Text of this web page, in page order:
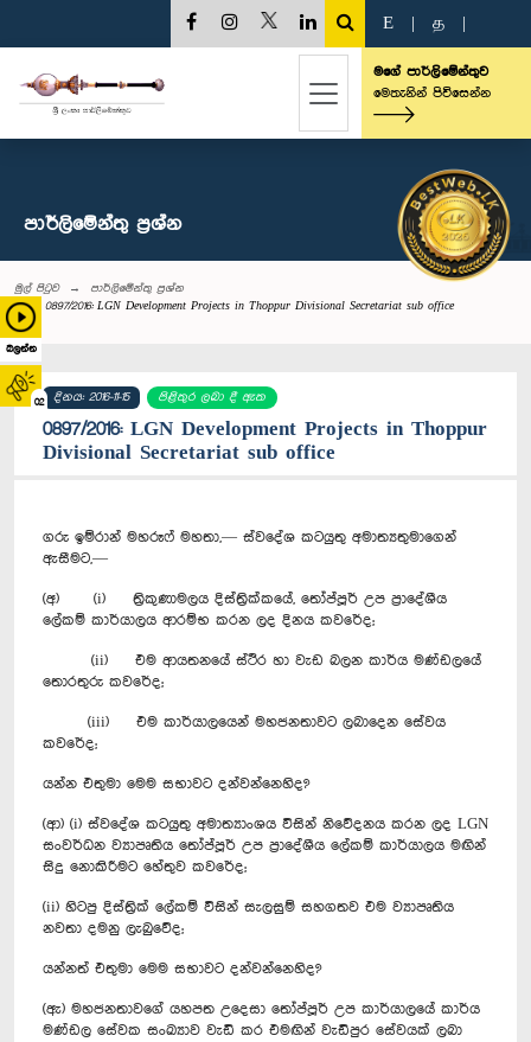
බලන්න
02
E த
මගේ පාර්ලිමේන්තුව
මෙතැනින් පිවිසෙන්න
පාර්ලි‌මේන්තු‌ ප්‍රශ්න
මුල් පිටුව
පාර්ලි‌මේන්තු‌ ප්‍රශ්න
0897/2016: LGN Development Projects in Thoppur Divisional Secretariat sub office
දිනය: 2016-11-15 පිළිතුර ලබා දී ඇත
0897/2016: LGN Development Projects in Thoppur
Divisional Secretariat sub office
ගරු ඉම්රාන් මහරූෆ් මහතා,— ස්වදේශ කටයුතු අමාත්‍යතුමාගෙන්
ඇසීමට,—
(අ) (i) ත්‍රිකුණාමලය දිස්ත්‍රික්කයේ, ‍තෝප්පූර් උප ප්‍රාදේශීය
ලේකම් කාර්යාලය ආරම්භ කරන ලද දිනය කවරේද;
(ii) එම ආයතනයේ ස්ථිර හා වැඩ බලන කාර්ය මණ්ඩලයේ
තොරතුරු කවරේද;
(iii) එම කාර්යාලයෙන් මහජනතාවට ලබාදෙන සේවය
කවරේද;
යන්න එතුමා මෙම සභාවට දන්වන්නෙහිද?
(ආ) (i) ස්වදේශ කටයුතු අමාත්‍යාංශය විසින් නිවේදනය කරන ලද LGN
සංවර්ධන ව්‍යාපෘතිය තෝප්පූර් උප ප්‍රාදේශීය ලේකම් කාර්යාලය මඟින්
සිදු ‍නොකිරීමට හේතුව කවරේද;
(ii) හිටපු දිස්ත්‍රික් ලේකම් විසින් සැලසුම් සහගතව එම ව්‍යාපෘතිය
නවතා දමනු ලැබුවේද;
යන්නත් එතුමා මෙම සභාවට දන්වන්නෙහිද?
(ඇ) මහජනතාවගේ යහපත උදෙසා තෝප්පූර් උප කාර්යාලයේ කාර්ය
මණ්ඩල සේවක සංඛ්‍යාව වැඩි කර එමඟින් වැඩිපුර සේවයක් ලබා